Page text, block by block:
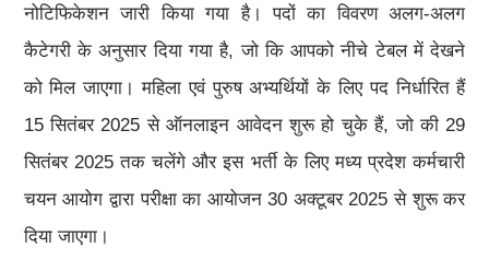
नोटिफिकेशन जारी किया गया है। पदों का विवरण अलग-अलग
कैटेगरी के अनुसार दिया गया है, जो कि आपको नीचे टेबल में देखने
को मिल जाएगा। महिला एवं पुरुष अभ्यर्थियों के लिए पद निर्धारित हैं
15 सितंबर 2025 से ऑनलाइन आवेदन शुरू हो चुके हैं, जो की 29
सितंबर 2025 तक चलेंगे और इस भर्ती के लिए मध्य प्रदेश कर्मचारी
चयन आयोग द्वारा परीक्षा का आयोजन 30 अक्टूबर 2025 से शुरू कर
दिया जाएगा।